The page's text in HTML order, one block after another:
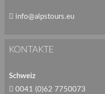
info@alpstours.eu
KONTAKTE
Schweiz
0041 (0)62 7750073